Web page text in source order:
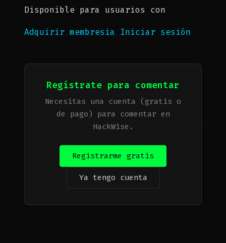
Disponible para usuarios con
Adquirir membresia Iniciar sesión
Regístrate para comentar
Necesitas una cuenta (gratis o
de pago) para comentar en
HackWise.
Registrarme gratis
Ya tengo cuenta